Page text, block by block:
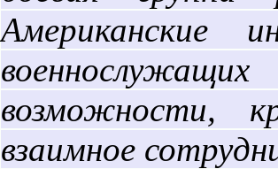
Американские
возможности,
взаимное